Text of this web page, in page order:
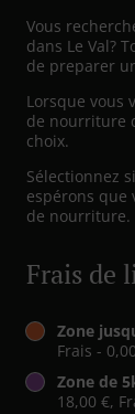
Vous
dans Le Val?
de preparer
Lorsque vous
de nourriture
choix.
Sélectionnez
espérons que
de nourriture.
Frais de
Zone
Frais -
Zone de
18,00 €,